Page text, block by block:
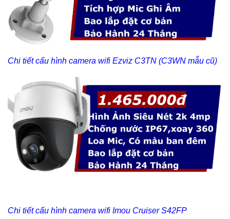
Chi tiết cấu hình camera wifi Ezviz C3TN (C3WN mẫu cũ)
Chi tiết cấu hình camera wifi Imou Cruiser S42FP